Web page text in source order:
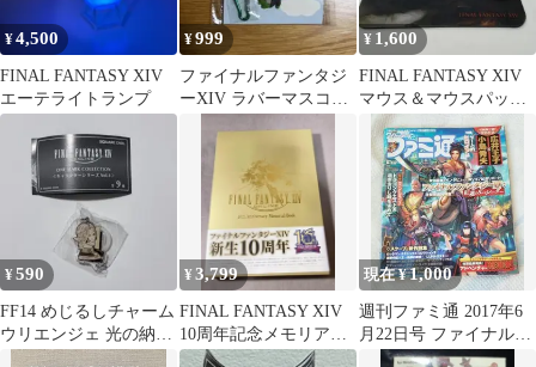
¥4,500
FINAL FANTASY XIV
エーテライトランプ
¥999
ファイナルファンタジ
ーXIV ラバーマスコッ
ンダー
¥ 1,600
FINAL FANTASY XIV
マウス＆マウスパッド
セット
¥590
FF14 めじるしチャーム
ウリエンジェ 光の納涼
¥3,799
FINAL FANTASY XIV
10周年記念メモリアル
ブック【初版・帯付
現在 ¥1,000
週刊ファミ通 2017年6
月22日号 ファイナルフ
ァンタジーXIV